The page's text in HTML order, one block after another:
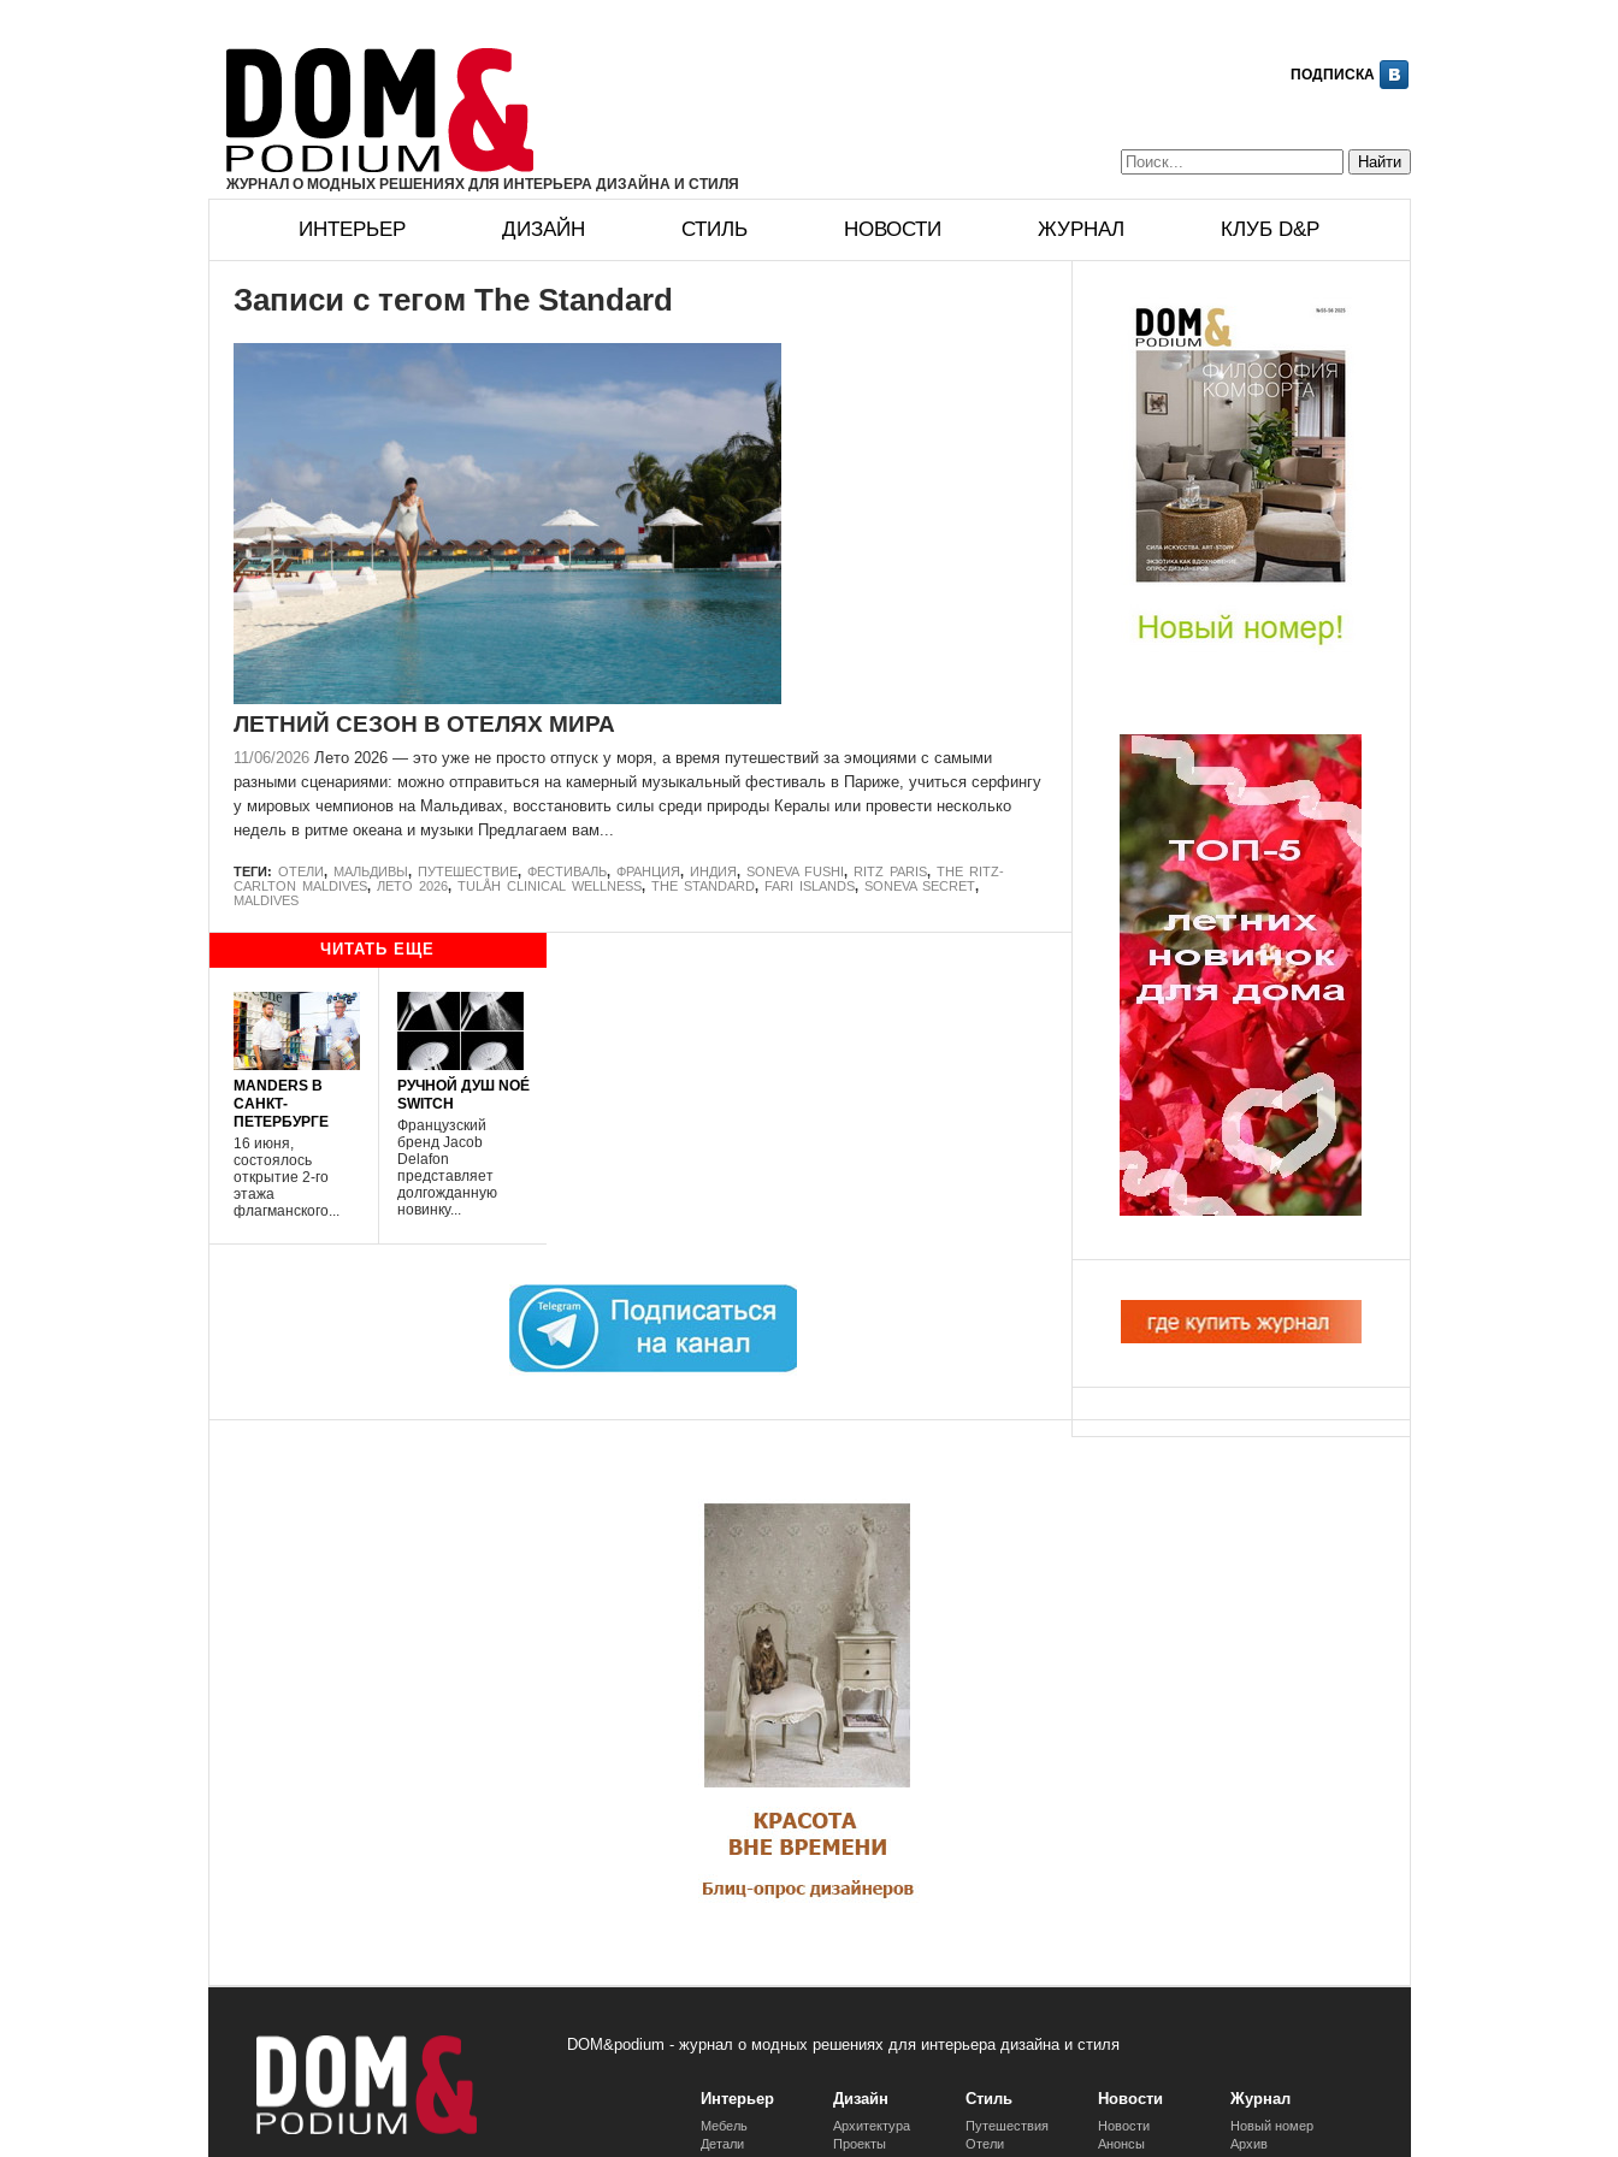
ЖУРНАЛ О МОДНЫХ РЕШЕНИЯХ ДЛЯ ИНТЕРЬЕРА ДИЗАЙНА И СТИЛЯ
ПОДПИСКА
ИНТЕРЬЕР ДИЗАЙН СТИЛЬ НОВОСТИ ЖУРНАЛ КЛУБ D&P
Записи с тегом The Standard
ЛЕТНИЙ СЕЗОН В ОТЕЛЯХ МИРА
11/06/2026Лето 2026 — это уже не просто отпуск у моря, а время путешествий за эмоциями с самыми
разными сценариями: можно отправиться на камерный музыкальный фестиваль в Париже, учиться серфингу
у мировых чемпионов на Мальдивах, восстановить силы среди природы Кералы или провести несколько
недель в ритме океана и музыки Предлагаем вам...
ТЕГИ: ОТЕЛИ, МАЛЬДИВЫ , ПУТЕШЕСТВИЕ, ФЕСТИВАЛЬ, ФРАНЦИЯ, ИНДИЯ, SONEVA FUSHI , RITZ PARIS, THE RITZ-
CARLTON MALDIVES, ЛЕТО 2026, TULÅH CLINICAL WELLNESS, THE STANDARD, FARI ISLANDS, SONEVA SECRET,
MALDIVES
ЧИТАТЬ ЕЩЕ
MANDERS В
САНКТ-
ПЕТЕРБУРГЕ
16 июня,
состоялось
открытие 2-го
этажа
флагманского...
РУЧНОЙ ДУШ NOÉ
SWITCH
Французский
бренд Jacob
Delafon
представляет
долгожданную
новинку...
DOM&podium - журнал о модных решениях для интерьера дизайна и стиля
Интерьер
Мебель
Детали
Дизайн
Архитектура
Проекты
Стиль
Путешествия
Отели
Новости
Новости
Анонсы
Журнал
Новый номер
Архив